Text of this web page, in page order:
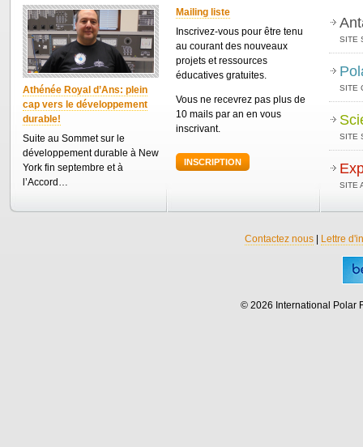
Athénée Royal d’Ans: plein
cap vers le développement
durable!
Suite au Sommet sur le
développement durable à New
York fin septembre et à
l’Accord…
Mailing liste
Inscrivez-vous pour être tenu
au courant des nouveaux
projets et ressources
éducatives gratuites.
Vous ne recevrez pas plus de
10 mails par an en vous
inscrivant.
INSCRIPTION
SITE
SITE
SITE
SITE
Contactez nous| Lettre
© 2026 International Polar